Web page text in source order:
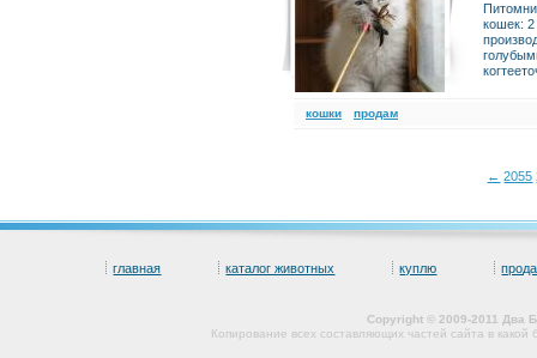
кошек: 2
кошки продам
← 2055
главная каталог животных куплю
Copyright © 2009-2011 Два
Копирование всех составляющих частей сайта в